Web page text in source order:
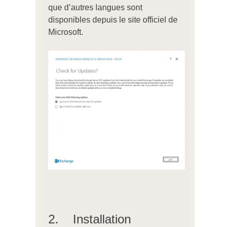
que d’autres langues sont
disponibles depuis le site officiel de
Microsoft.
2. Installation